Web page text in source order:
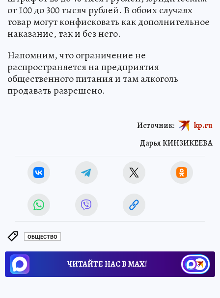
от 100 до 300 тысяч рублей. В обоих случаях
товар могут конфисковать как дополнительное
наказание, так и без него.
Напомним, что ограничение не
распространяется на предприятия
общественного питания и там алкоголь
продавать разрешено.
Дарья КИНЗИКЕЕВА
Источник: kp.ru
ОБЩЕСТВО
ЧИТАЙТЕ НАС В МАХ!